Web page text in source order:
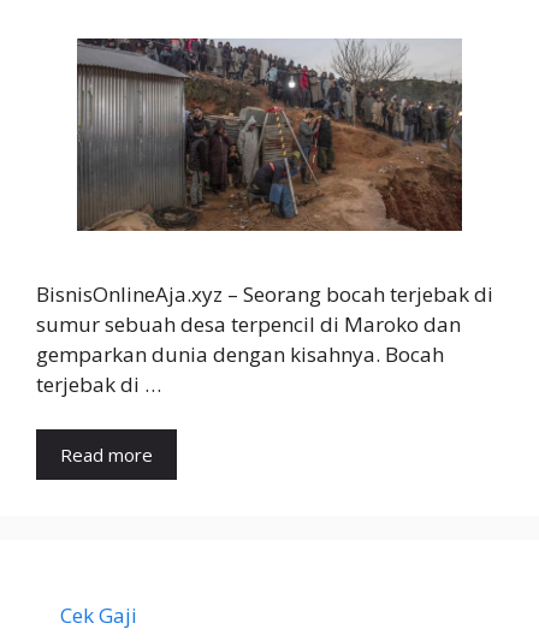
BisnisOnlineAja.xyz – Seorang bocah terjebak di
sumur sebuah desa terpencil di Maroko dan
gemparkan dunia dengan kisahnya. Bocah
terjebak di …
Read more
Cek Gaji